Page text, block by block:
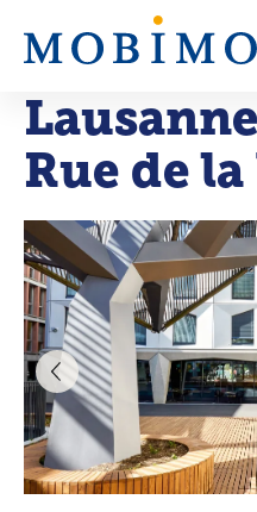
N
a
v
i
g
a
t
i
o
n
Lausanne
Rue de